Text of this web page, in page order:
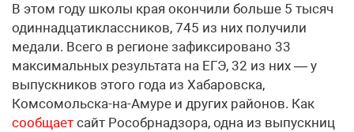
В этом году школы края окончили больше 5 тысяч
одиннадцатиклассников, 745 из них получили
медали. Всего в регионе зафиксировано 33
максимальных результата на ЕГЭ, 32 из них — у
выпускников этого года из Хабаровска,
Комсомольска-на-Амуре и других районов. Как
сообщает сайт Рособрнадзора, одна из выпускниц